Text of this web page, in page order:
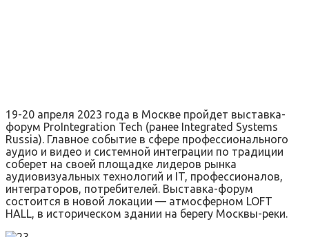
19-20 апреля 2023 года в Москве пройдет выставка-
форум ProIntegration Tech (ранее Integrated Systems
Russia). Главное событие в сфере профессионального
аудио и видео и системной интеграции по традиции
соберет на своей площадке лидеров рынка
аудиовизуальных технологий и IT, профессионалов,
интеграторов, потребителей. Выставка-форум
состоится в новой локации — атмосферном LOFT
HALL, в историческом здании на берегу Москвы-реки.